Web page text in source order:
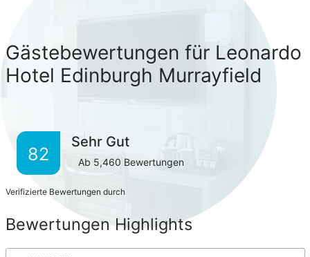
Gästebewertungen für Leonardo
Hotel Edinburgh Murrayfield
82
Sehr Gut
Ab 5,460 Bewertungen
Verifizierte Bewertungen durch
Bewertungen Highlights